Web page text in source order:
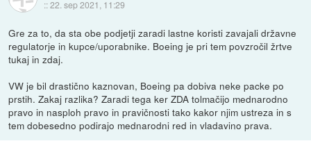
::22. sep 2021, 11:29
Gre za to, da sta obe podjetji zaradi lastne koristi zavajali državne
regulatorje in kupce/uporabnike. Boeing je pri tem povzročil žrtve
tukaj in zdaj.
VW je bil drastično kaznovan, Boeing pa dobiva neke packe po
prstih. Zakaj razlika? Zaradi tega ker ZDA tolmačijo mednarodno
pravo in nasploh pravo in pravičnosti tako kakor njim ustreza in s
tem dobesedno podirajo mednarodni red in vladavino prava.